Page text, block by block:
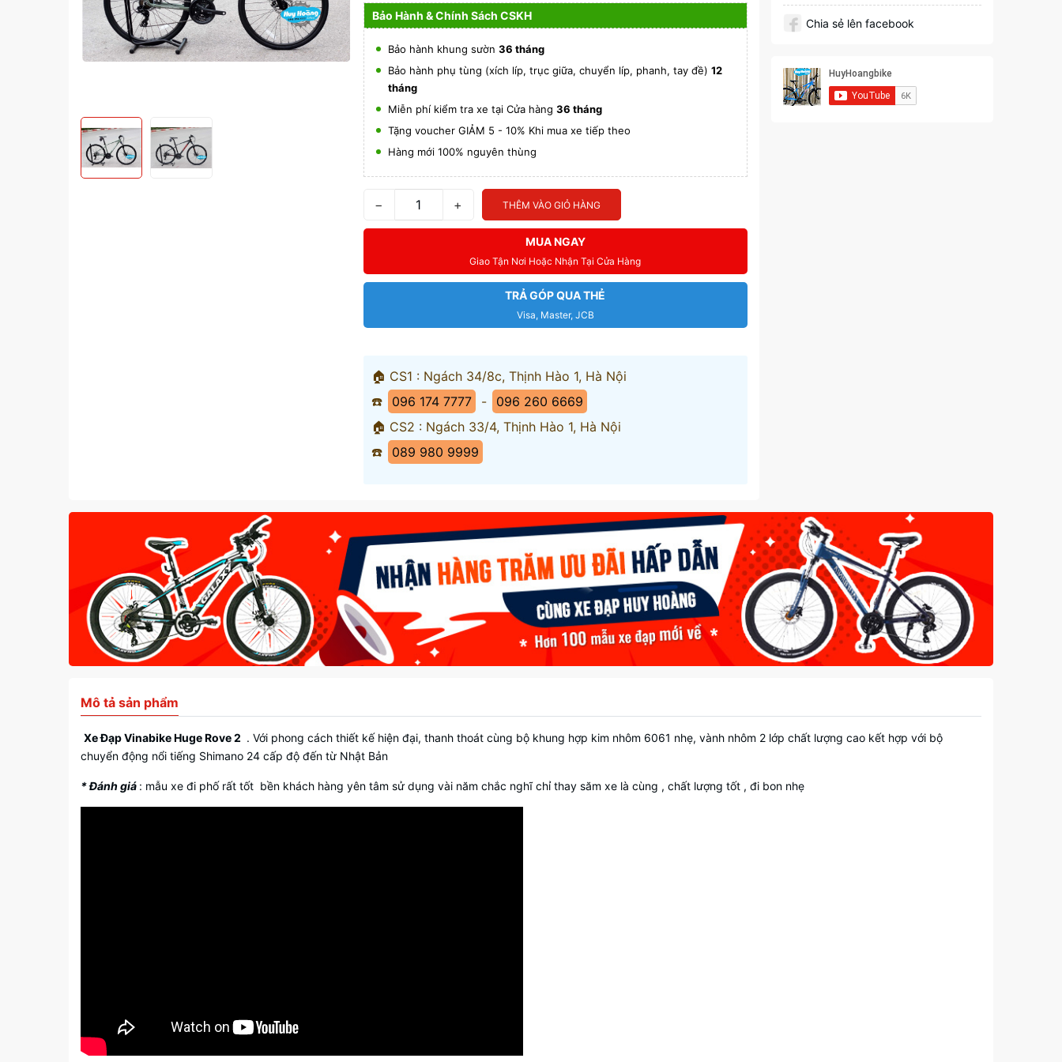
Bảo Hành & Chính Sách CSKH
Bảo hành khung sườn 36 tháng
Bảo hành phụ tùng (xích líp, trục giữa, chuyển líp, phanh, tay đề) 12
tháng
Miễn phí kiểm tra xe tại Cửa hàng 36 tháng
Tặng voucher GIẢM 5 - 10% Khi mua xe tiếp theo
Hàng mới 100% nguyên thùng
− + THÊM VÀO GIỎ HÀNG
MUA NGAY
Giao Tận Nơi Hoặc Nhận Tại Cửa Hàng
TRẢ GÓP QUA THẺ
Visa, Master, JCB
🏠 CS1 : Ngách 34/8c, Thịnh Hào 1, Hà Nội
☎️
096 174 7777 -
096 260 6669
🏠 CS2 : Ngách 33/4, Thịnh Hào 1, Hà Nội
☎️
089 980 9999
Chia sẻ lên facebook
Mô tả sản phẩm
Xe Đạp Vinabike Huge Rove 2 . Với phong cách thiết kế hiện đại, thanh thoát cùng bộ khung hợp kim nhôm 6061 nhẹ, vành nhôm 2 lớp chất lượng cao kết hợp với bộ
chuyển động nổi tiếng Shimano 24 cấp độ đến từ Nhật Bản
* Đánh giá : mẫu xe đi phố rất tốt bền khách hàng yên tâm sử dụng vài năm chắc nghĩ chỉ thay săm xe là cùng , chất lượng tốt , đi bon nhẹ